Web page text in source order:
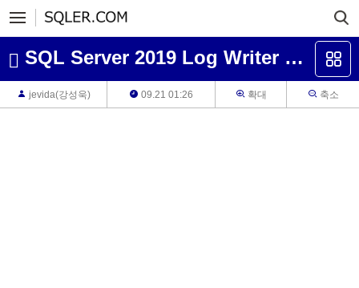
SQL Server 2019 Log Writer Workers
jevida(강성욱) 09.21 01:26 확대 축소